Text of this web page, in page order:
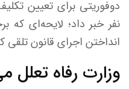
نفر خبر داد؛ لایحه‌ای
انداختن اجرای قانون تلقی
وزارت رفاه تعلل